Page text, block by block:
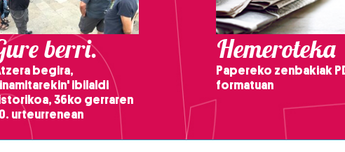
berri.
begira,
ibilaldi
36ko gerraren
urteurrenean
Hemeroteka
Papereko zenbakiak
formatuan